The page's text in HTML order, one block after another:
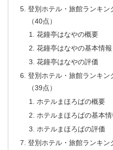
登別ホテル・旅館ランキ
（40点）
花鐘亭はなやの概要
花鐘亭はなやの基本情報
花鐘亭はなやの評価
登別ホテル・旅館ランキ
（39点）
ホテルまほろばの概要
ホテルまほろばの基本情
ホテルまほろばの評価
登別ホテル・旅館ランキ